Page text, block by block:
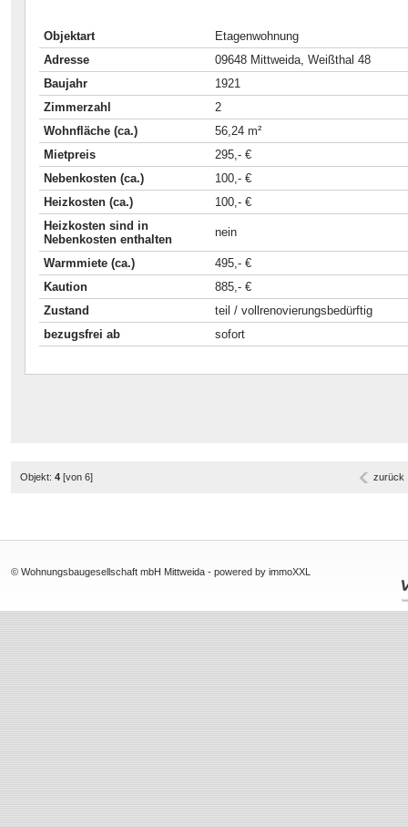
Objektart
Etagenwohnung
Adresse
09648 Mittweida, Weißthal 48
Baujahr
1921
Zimmerzahl
2
Wohnfläche (ca.)
56,24 m²
Mietpreis
295,- €
Nebenkosten (ca.)
100,- €
Heizkosten (ca.)
100,- €
Heizkosten sind in
Nebenkosten enthalten
nein
Warmmiete (ca.)
495,- €
Kaution
885,- €
Zustand
teil / vollrenovierungsbedürftig
bezugsfrei ab
sofort
Objekt: 4 [von 6] zurück
© Wohnungsbaugesellschaft mbH Mittweida -powered by immoXXL